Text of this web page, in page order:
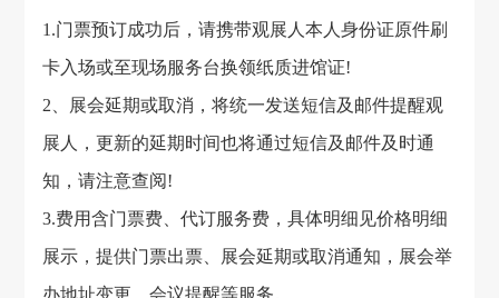
1.门票预订成功后，请携带观展人本人身份证原件刷
卡入场或至现场服务台换领纸质进馆证!
2、展会延期或取消，将统一发送短信及邮件提醒观
展人，更新的延期时间也将通过短信及邮件及时通
知，请注意查阅!
3.费用含门票费、代订服务费，具体明细见价格明细
展示，提供门票出票、展会延期或取消通知，展会举
办地址变更、会议提醒等服务。